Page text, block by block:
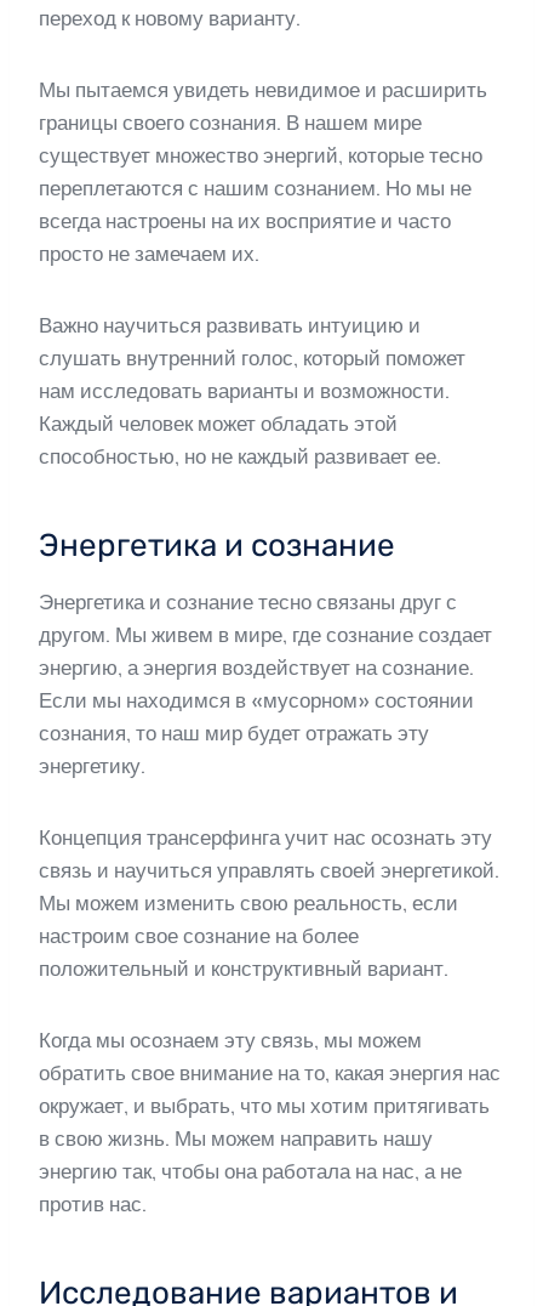
переход к новому варианту.
Мы пытаемся увидеть невидимое и расширить
границы своего сознания. В нашем мире
существует множество энергий, которые тесно
переплетаются с нашим сознанием. Но мы не
всегда настроены на их восприятие и часто
просто не замечаем их.
Важно научиться развивать интуицию и
слушать внутренний голос, который поможет
нам исследовать варианты и возможности.
Каждый человек может обладать этой
способностью, но не каждый развивает ее.
Энергетика и сознание
Энергетика и сознание тесно связаны друг с
другом. Мы живем в мире, где сознание создает
энергию, а энергия воздействует на сознание.
Если мы находимся в «мусорном» состоянии
сознания, то наш мир будет отражать эту
энергетику.
Концепция трансерфинга учит нас осознать эту
связь и научиться управлять своей энергетикой.
Мы можем изменить свою реальность, если
настроим свое сознание на более
положительный и конструктивный вариант.
Когда мы осознаем эту связь, мы можем
обратить свое внимание на то, какая энергия нас
окружает, и выбрать, что мы хотим притягивать
в свою жизнь. Мы можем направить нашу
энергию так, чтобы она работала на нас, а не
против нас.
Исследование вариантов и